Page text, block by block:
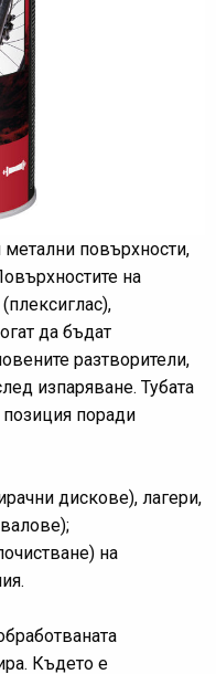
повърхности,
на
да бъдат
разтворители,
изпаряване. Тубата
поради
дискове), лагери,
на
Където е